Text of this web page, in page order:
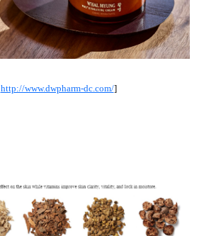
http://www.dwpharm-dc.com/]